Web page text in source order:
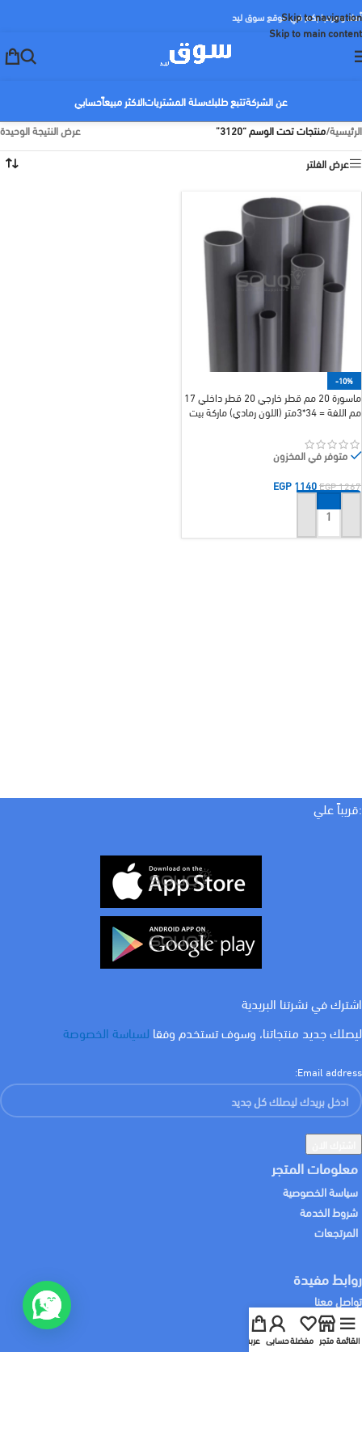
Skip to navigation
Skip to main content
أهلا ومرحبا بكم في موقع سوق ليد
عن الشركةتتبع طلبكسلة المشترياتالاكثر مبيعاًحسابي
الرئيسية/منتجات تحت الوسم “3120”
عرض النتيجة الوحيدة
عرض الفلتر
-10%
ماسورة 20 مم قطر خارجي 20 قطر داخلي 17
مم اللفة = 34*3متر (اللون رمادي) ماركة بيت
متوفر في المخزون
EGP1267
EGP1140
إضافة إلى السلة
:قريباً علي
اشترك في نشرتنا البريدية
ليصلك جديد منتجاتنا، وسوف تستخدم وفقا لسياسة الخصوصة
Email address:
معلومات المتجر
سياسة الخصوصية
شروط الخدمة
المرتجعات
روابط مفيدة
تواصل معنا
من نحن
سابقة الاعمال
القائمةمتجر مفضلةحسابي عربة